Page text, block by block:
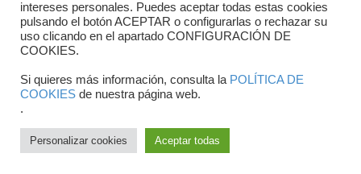
Copyright © 2025 FTCV
intereses personales. Puedes aceptar todas estas cookies
pulsando el botón ACEPTAR o configurarlas o rechazar su
uso clicando en el apartado CONFIGURACIÓN DE
COOKIES.
Si quieres más información, consulta la POLÍTICA DE
COOKIES de nuestra página web.
.
Personalizar cookies Aceptar todas